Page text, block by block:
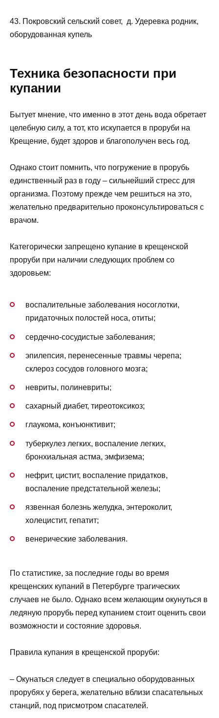
43. Покровский сельский совет, д. Удеревка родник,
оборудованная купель
Техника безопасности при
купании
Бытует мнение, что именно в этот день вода обретает
целебную силу, а тот, кто искупается в проруби на
Крещение, будет здоров и благополучен весь год.
Однако стоит помнить, что погружение в прорубь
единственный раз в году – сильнейший стресс для
организма. Поэтому прежде чем решиться на это,
желательно предварительно проконсультироваться с
врачом.
Категорически запрещено купание в крещенской
проруби при наличии следующих проблем со
здоровьем:
воспалительные заболевания носоглотки,
придаточных полостей носа, отиты;
сердечно-сосудистые заболевания;
эпилепсия, перенесенные травмы черепа;
склероз сосудов головного мозга;
невриты, полиневриты;
сахарный диабет, тиреотоксикоз;
глаукома, конъюнктивит;
туберкулез легких, воспаление легких,
бронхиальная астма, эмфизема;
нефрит, цистит, воспаление придатков,
воспаление предстательной железы;
язвенная болезнь желудка, энтероколит,
холецистит, гепатит;
венерические заболевания.
По статистике, за последние годы во время
крещенских купаний в Петербурге трагических
случаев не было. Однако всем желающим окунуться в
ледяную прорубь перед купанием стоит оценить свои
возможности и состояние здоровья.
Правила купания в крещенской проруби:
– Окунаться следует в специально оборудованных
прорубях у берега, желательно вблизи спасательных
станций, под присмотром спасателей.